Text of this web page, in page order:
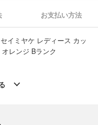
お支払い方法
イミヤケ レディース カッ
レンジ Bランク